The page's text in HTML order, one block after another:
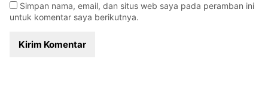
Simpan nama, email, dan situs web saya pada peramban ini
untuk komentar saya berikutnya.